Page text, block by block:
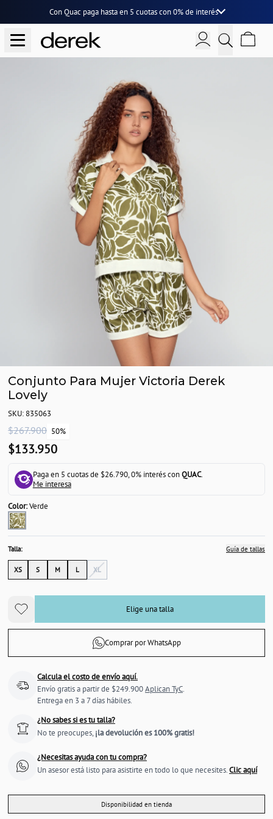
Con Quac paga hasta en 5 cuotascon0% de interés
Conjunto Para Mujer Victoria Derek
Lovely
SKU: 835063
$267.900 50%
$133.950
Paga en 5 cuotas de $26.790, 0% interés conQUAC.
Me interesa
Color:Verde
Talla: Guía de tallas
XS S M L XL
Elige una talla
Comprar por WhatsApp
Calcula el costo de envío aquí.
Envío gratis a partir de $249.900Aplican TyC.
Entrega en 3 a 7 días hábiles.
¿No sabes si es tu talla?
No te preocupes, ¡la devolución es 100% gratis!
¿Necesitas ayuda con tu compra?
Un asesor está listo para asistirte en todo lo que necesites.Clic aquí
Disponibilidad en tienda